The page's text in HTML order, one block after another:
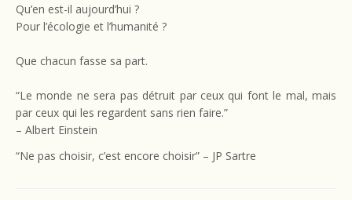
Qu’en est-il aujourd’hui ?
Pour l’écologie et l’humanité ?
Que chacun fasse sa part.
“Le monde ne sera pas détruit par ceux qui font le mal, mais
par ceux qui les regardent sans rien faire.”
– Albert Einstein
“Ne pas choisir, c’est encore choisir” – JP Sartre